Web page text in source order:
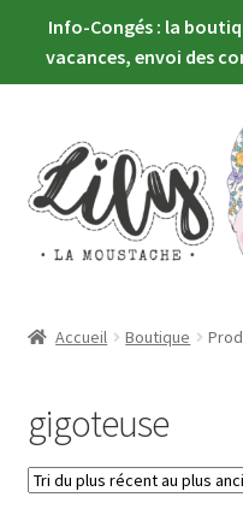
Info-Congés : la
vacances, envoi des
la
navigation
contenu
Habiller sa poupée
Newsletter
Accueil Boutique
gigoteuse